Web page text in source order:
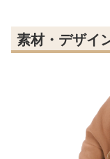
素材・デザイ